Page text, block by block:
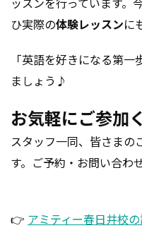
ひ実際の体験レッスンに
「英語を好きになる第
ましょう♪
お気軽にご参加
スタッフ一同、皆さまの
す。ご予約・お問い合わ
👉 アミティー春日井校